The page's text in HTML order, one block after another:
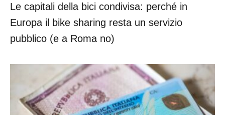
Le capitali della bici condivisa: perché in
Europa il bike sharing resta un servizio
pubblico (e a Roma no)